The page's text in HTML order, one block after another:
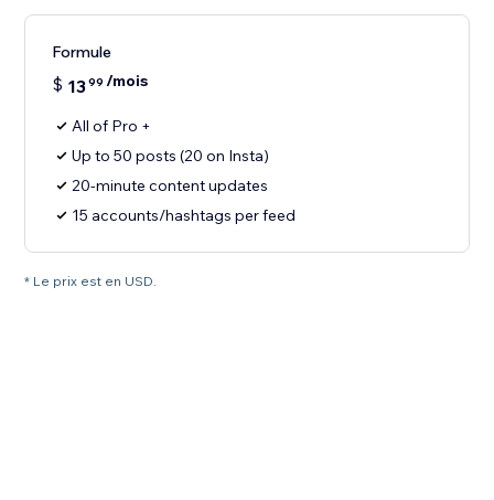
Formule
$ 1399 /mois
All of Pro +
Up to 50 posts (20 on Insta)
20-minute content updates
15 accounts/hashtags per feed
* Le prix est en USD.